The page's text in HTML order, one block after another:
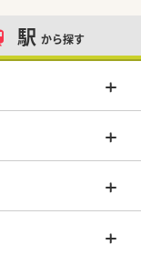
駅 から探す